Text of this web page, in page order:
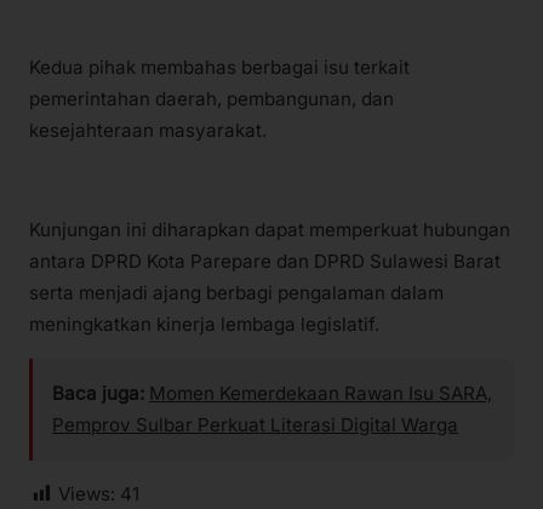
Kedua pihak membahas berbagai isu terkait
pemerintahan daerah, pembangunan, dan
kesejahteraan masyarakat.
Kunjungan ini diharapkan dapat memperkuat hubungan
antara DPRD Kota Parepare dan DPRD Sulawesi Barat
serta menjadi ajang berbagi pengalaman dalam
meningkatkan kinerja lembaga legislatif.
Baca juga: Momen Kemerdekaan Rawan Isu SARA,
Pemprov Sulbar Perkuat Literasi Digital Warga
Views: 41